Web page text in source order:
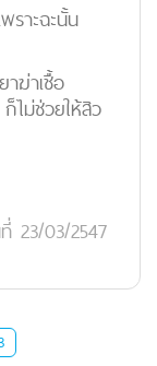
ราะฉะนั้น
าฆ่าเชื้อ
ไม่ช่วยให้สิว
23/03/2547